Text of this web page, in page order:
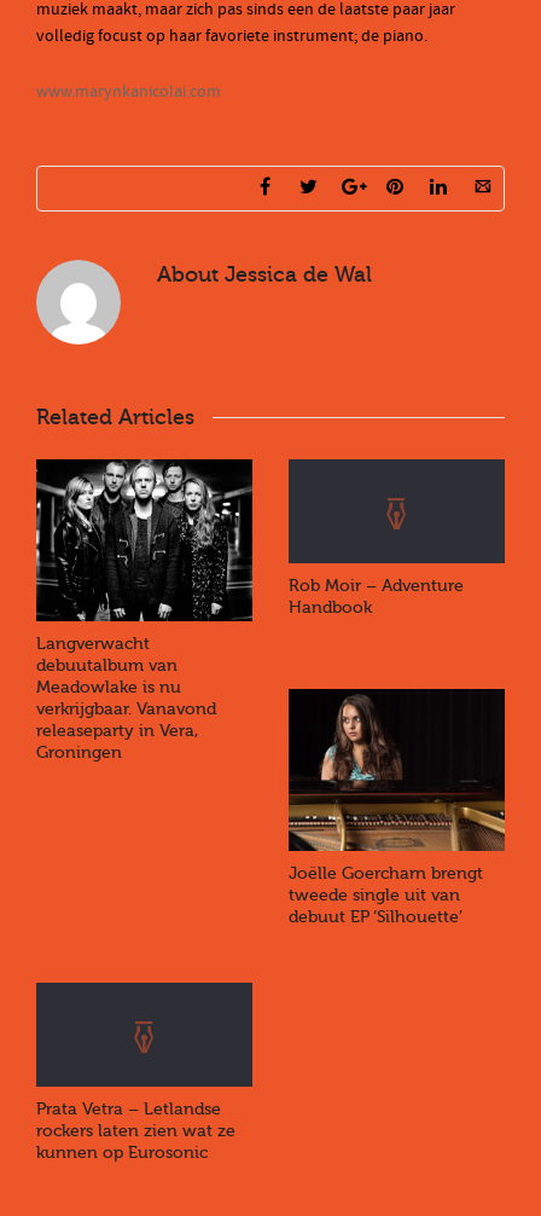
muziek maakt, maar zich pas sinds een de laatste paar jaar
volledig focust op haar favoriete instrument; de piano.
www.marynkanicolai.com
About Jessica de Wal
Related Articles
Langverwacht
debuutalbum van
Meadowlake is nu
verkrijgbaar. Vanavond
releaseparty in Vera,
Groningen
Rob Moir – Adventure
Handbook
Joëlle Goercharn brengt
tweede single uit van
debuut EP ‘Silhouette’
Prata Vetra – Letlandse
rockers laten zien wat ze
kunnen op Eurosonic